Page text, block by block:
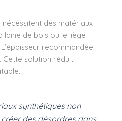
des matériaux
laine de bois ou le liège
recommandée
Cette solution réduit
synthétiques non
des désordres dans